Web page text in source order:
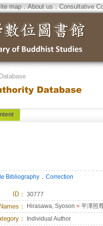
map．About us．Consultative
Bibliography ． Correction
ID ： 30777
： Hirasawa, Syoson = 平澤照
： Individual Author